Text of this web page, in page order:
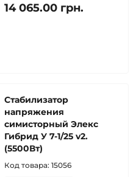
14 065.00 грн.
Стабилизатор
напряжения
симисторный Элекс
Гибрид У 7-1/25 v2.
(5500Вт)
Код товара: 15056